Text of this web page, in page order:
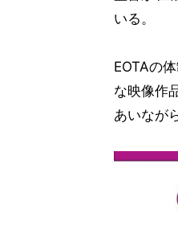
いる。
EOTAの
な映像作
あいなが